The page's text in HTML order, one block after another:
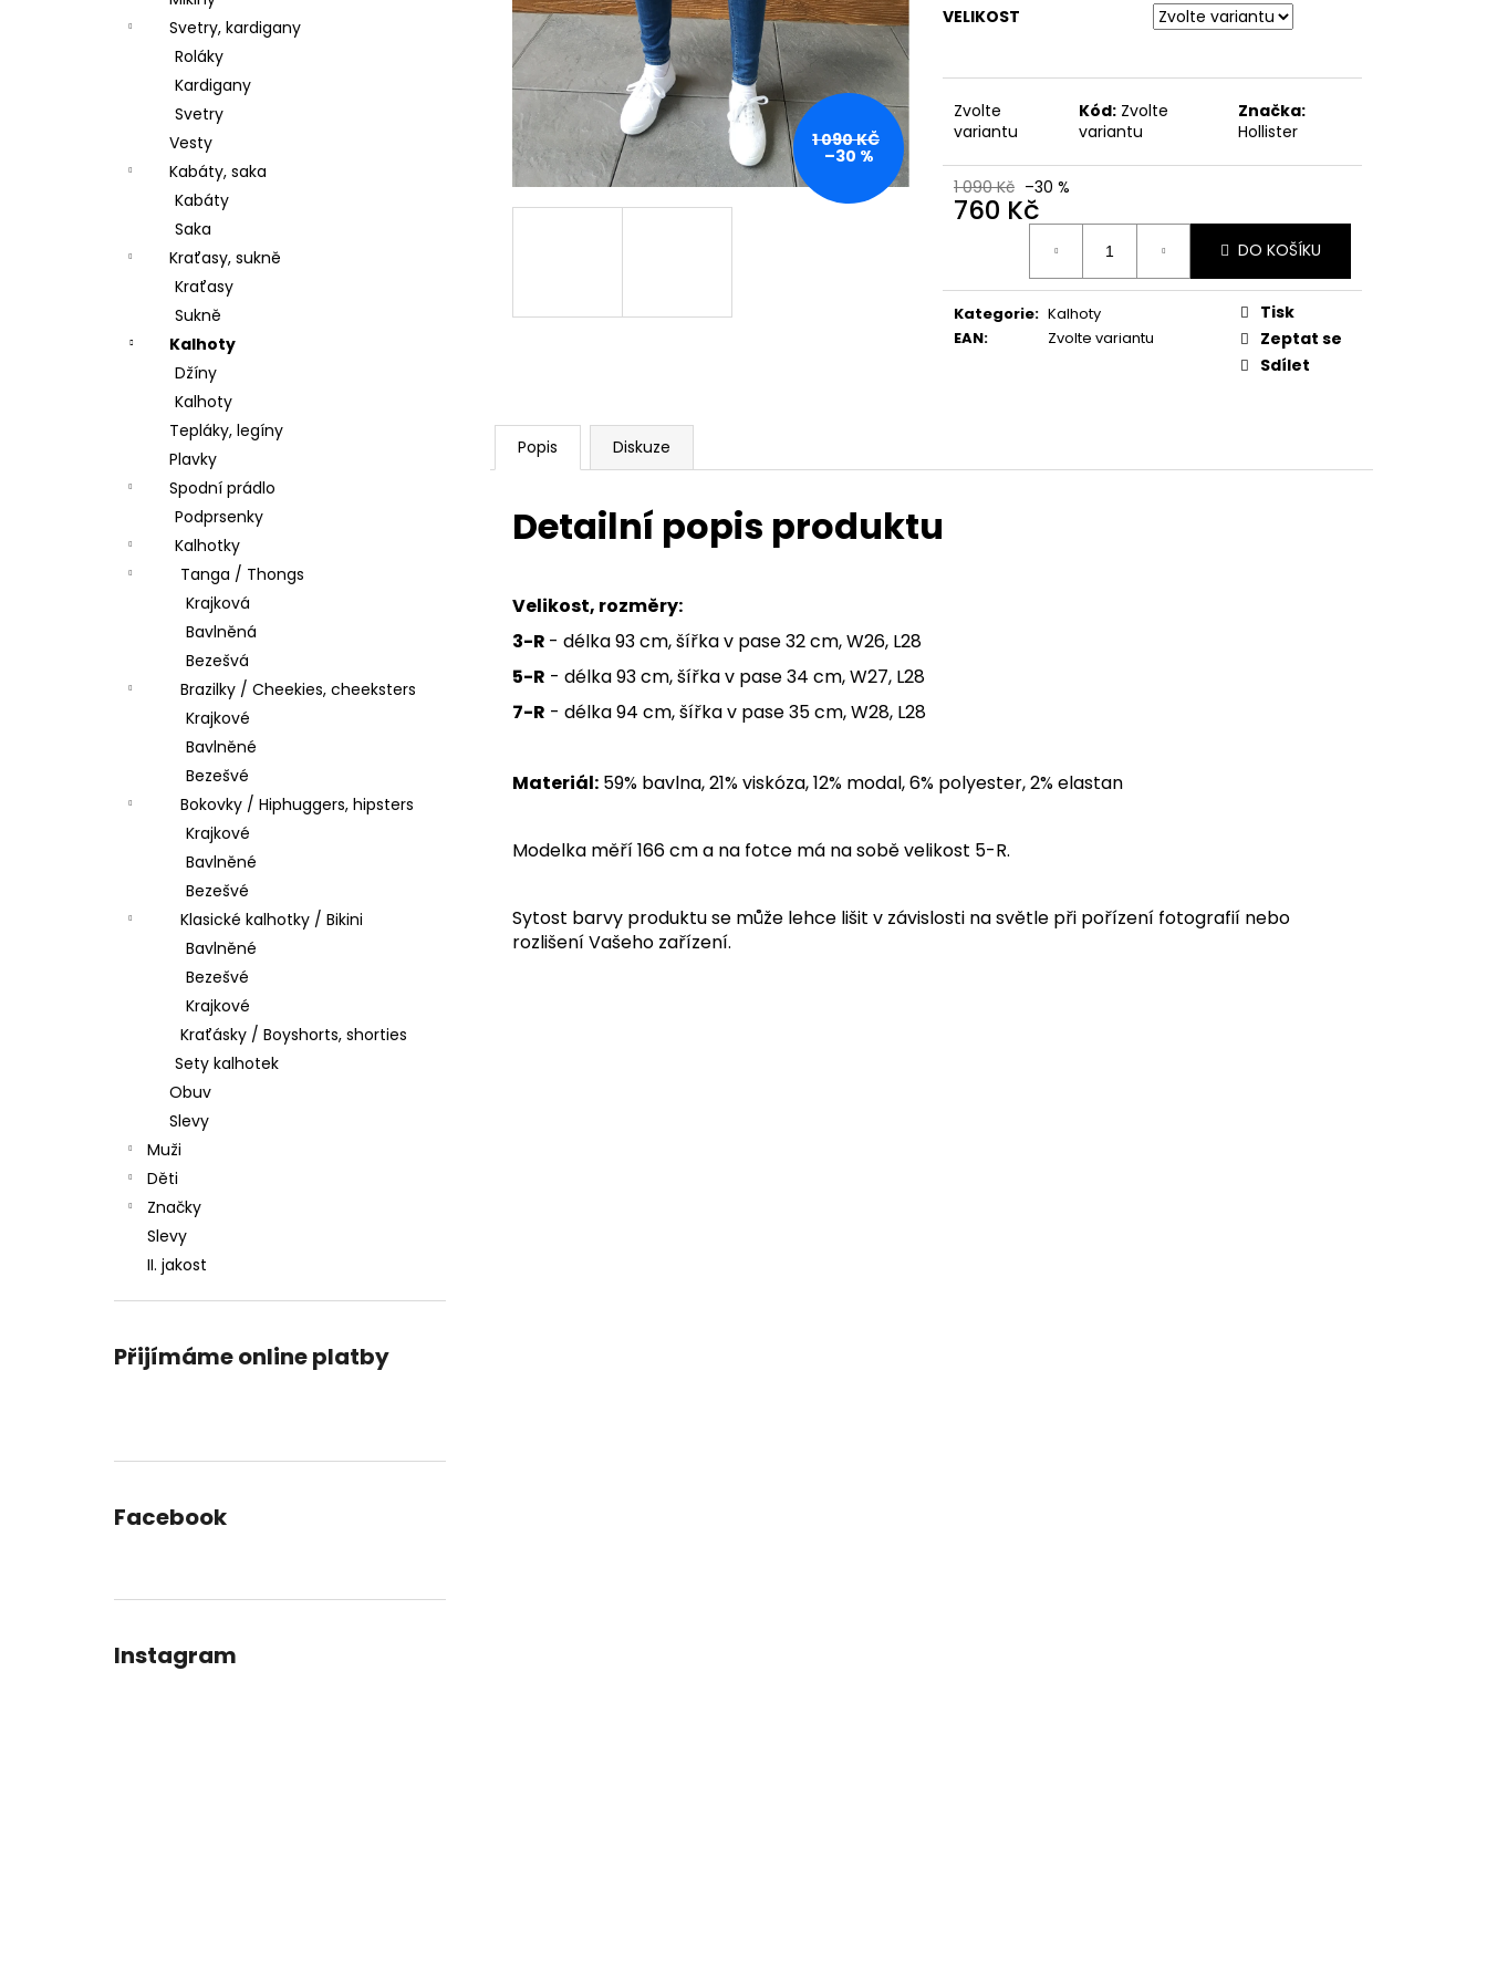
Svetry, kardigany
Roláky
Kardigany
Svetry
Vesty
Kabáty, saka
Kabáty
Saka
Kraťasy, sukně
Kraťasy
Sukně
Kalhoty
Džíny
Kalhoty
Tepláky, legíny
Plavky
Spodní prádlo
Podprsenky
Kalhotky
Tanga / Thongs
Krajková
Bavlněná
Bezešvá
Brazilky / Cheekies, cheeksters
Krajkové
Bavlněné
Bezešvé
Bokovky / Hiphuggers, hipsters
Krajkové
Bavlněné
Bezešvé
Klasické kalhotky / Bikini
Bavlněné
Bezešvé
Krajkové
Kraťásky / Boyshorts, shorties
Sety kalhotek
Obuv
Slevy
Muži
Děti
Značky
Slevy
II. jakost
Přijímáme online platby
Facebook
Instagram
VELIKOST
Zvolte
variantu
Kód: Zvolte
variantu
Značka:
Hollister
1 090 Kč –30 %
760 Kč
DO KOŠÍKU
Kategorie: Kalhoty
EAN: Zvolte variantu
Tisk
Zeptat se
Sdílet
1 090 KČ
–30 %
Popis Diskuze
Detailní popis produktu
Velikost, rozměry:
3-R - délka 93 cm, šířka v pase 32 cm, W26, L28
5-R - délka 93 cm, šířka v pase 34 cm, W27, L28
7-R - délka 94 cm, šířka v pase 35 cm, W28, L28
Materiál: 59% bavlna, 21% viskóza, 12% modal, 6% polyester, 2% elastan
Modelka měří 166 cm a na fotce má na sobě velikost 5-R.
Sytost barvy produktu se může lehce lišit v závislosti na světle při pořízení fotografií nebo
rozlišení Vašeho zařízení.